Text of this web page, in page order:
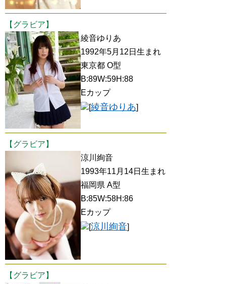
【グラビア】
綾音ゆりあ
1992年5月12日生まれ
東京都 O型
B:89W:59H:88
Eカップ
[綾音ゆりあ]
【グラビア】
涼川絢音
1993年11月14日生まれ
福岡県 A型
B:85W:58H:86
Eカップ
[涼川絢音]
【グラビア】